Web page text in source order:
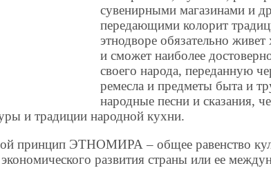
сувенирными магазинами и
передающими колорит
этнодворе обязательно
и сможет наиболее
своего народа, переданную
ремесла и предметы быта и
народные песни и сказания,
и традиции народной кухни.
принцип ЭТНОМИРА – общее равенство
развития страны или ее